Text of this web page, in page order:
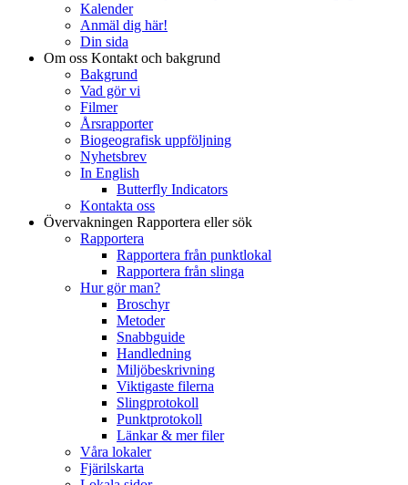
Kalender
Anmäl dig här!
Din sida
Om oss Kontakt och bakgrund
Bakgrund
Vad gör vi
Filmer
Årsrapporter
Biogeografisk uppföljning
Nyhetsbrev
In English
Butterfly Indicators
Kontakta oss
Övervakningen Rapportera eller sök
Rapportera
Rapportera från punktlokal
Rapportera från slinga
Hur gör man?
Broschyr
Metoder
Snabbguide
Handledning
Miljöbeskrivning
Viktigaste filerna
Slingprotokoll
Punktprotokoll
Länkar & mer filer
Våra lokaler
Fjärilskarta